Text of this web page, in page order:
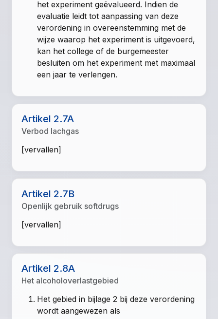
het experiment geëvalueerd. Indien de
evaluatie leidt tot aanpassing van deze
verordening in overeenstemming met de
wijze waarop het experiment is uitgevoerd,
kan het college of de burgemeester
besluiten om het experiment met maximaal
een jaar te verlengen.
Artikel 2.7A
Verbod lachgas
[vervallen]
Artikel 2.7B
Openlijk gebruik softdrugs
[vervallen]
Artikel 2.8A
Het alcoholoverlastgebied
Het gebied in bijlage 2 bij deze verordening
wordt aangewezen als